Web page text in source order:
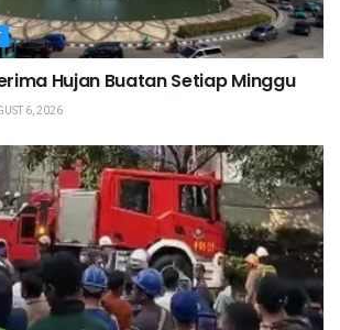
Hujan Buatan Setiap Minggu
6, 2026